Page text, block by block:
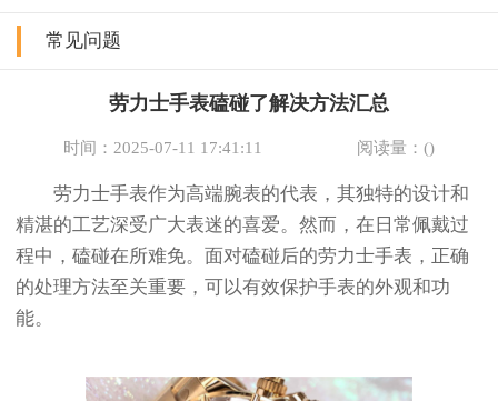
常见问题
劳力士手表磕碰了解决方法汇总
时间：2025-07-11 17:41:11 阅读量：()
劳力士手表作为高端腕表的代表，其独特的设计和
精湛的工艺深受广大表迷的喜爱。然而，在日常佩戴过
程中，磕碰在所难免。面对磕碰后的劳力士手表，正确
的处理方法至关重要，可以有效保护手表的外观和功
能。